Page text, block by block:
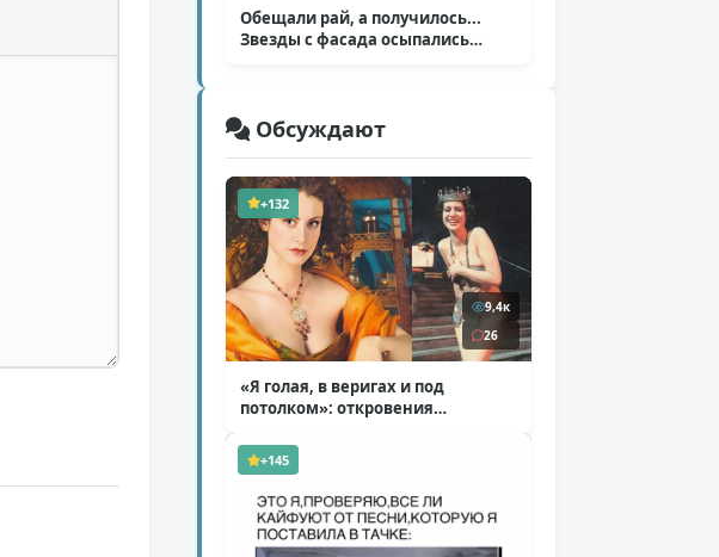
Обещали рай, а получилось...
Звезды с фасада осыпались
Обсуждают
+132
9,4к
26
«Я голая, в веригах и под
потолком»: откровения
( 11 фото )
+145